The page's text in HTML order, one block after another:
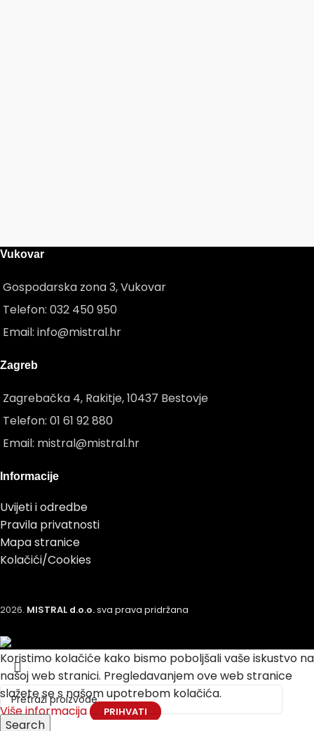
Vukovar
Gospodarska zona 3, Vukovar
Telefon: 032 450 950
Email: info@mistral.hr
Zagreb
Zagrebačka 4, Rakitje, 10437 Bestovje
Telefon: 01 61 92 880
Email: mistral@mistral.hr
Informacije
Uvijeti i odredbe
Pravila privatnosti
Mapa stranice
Kolačići/Cookies
2026. MISTRAL d.o.o.sva prava pridržana
Search
Koristimo kolačiće kako bismo poboljšali vaše iskustvo na
našoj web stranici. Pregledavanjem ove web stranice
slažete se s našom upotrebom kolačića.
Više informacija
PRIHVATI